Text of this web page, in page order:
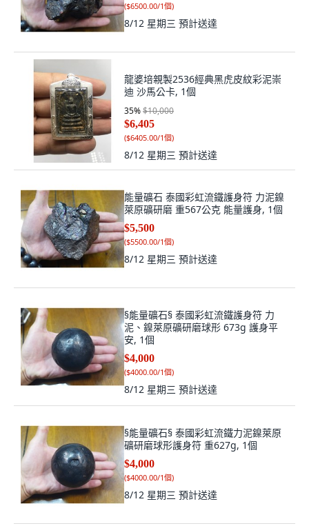
($6500.00/1個)
8/12 星期三 預計送達
龍婆培親製2536經典黑虎皮紋彩泥崇
迪 沙馬公卡, 1個
35%$10,000
$6,405
($6405.00/1個)
8/12 星期三 預計送達
能量礦石 泰國彩虹流鐵護身符 力泥鎳
萊原礦研磨 重567公克 能量護身, 1個
$5,500
($5500.00/1個)
8/12 星期三 預計送達
§能量礦石§ 泰國彩虹流鐵護身符 力
泥、鎳萊原礦研磨球形 673g 護身平
安, 1個
$4,000
($4000.00/1個)
8/12 星期三 預計送達
§能量礦石§ 泰國彩虹流鐵力泥鎳萊原
礦研磨球形護身符 重627g, 1個
$4,000
($4000.00/1個)
8/12 星期三 預計送達